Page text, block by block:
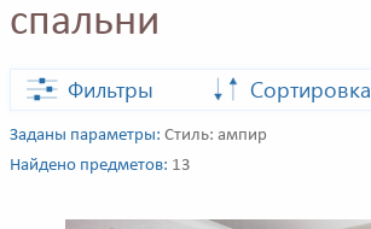
спальни
Фильтры Сортировка
Заданы параметры: Стиль: ампир
Найдено предметов: 13